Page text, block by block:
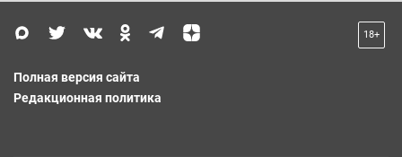
18+
Полная версия сайта
Редакционная политика